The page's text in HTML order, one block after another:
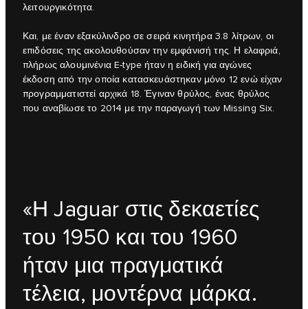
λειτουργικότητα.
Και, με έναν εξακύλινδρο σε σειρά κινητήρα 3.8 λίτρων, οι
επιδόσεις της ακολουθούσαν την εμφάνισή της. Η ελαφριά,
πλήρως αλουμινένια E‑type ήταν η ειδική για αγώνες
έκδοση από την οποία κατασκευάστηκαν μόνο 12 ενώ είχαν
προγραμματιστεί αρχικά 18. Έγιναν θρύλος, ένας θρύλος
που αναβίωσε το 2014 με την παραγωγή των Missing Six.
«Η Jaguar στις δεκαετίες
του 1950 και του 1960
ήταν μια πραγματικά
τέλεια, μοντέρνα μάρκα.